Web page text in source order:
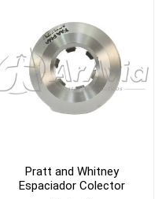
Pratt and Whitney
Espaciador Colector